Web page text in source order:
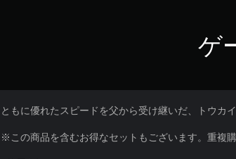
ゲ
ともに優れたスピードを父から受け継いだ、トウカ
※この商品を含むお得なセットもございます。重複